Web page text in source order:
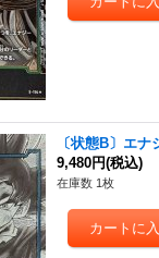
〔状態B〕エ
9,480円(税込)
在庫数 1枚